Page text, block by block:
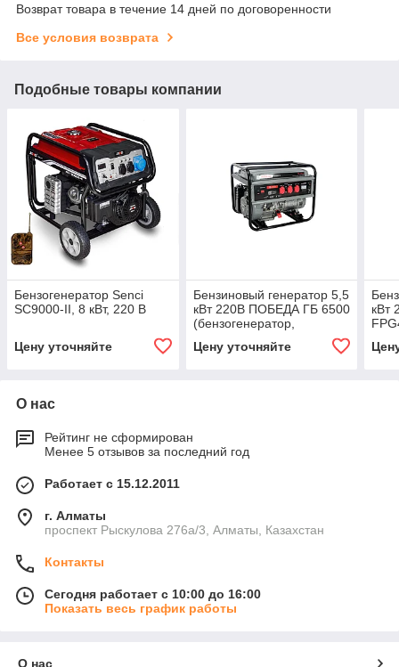
Возврат товара в течение 14 дней по договоренности
Все условия возврата
Подобные товары компании
Бензогенератор Senci
SC9000-II, 8 кВт, 220 В
Цену уточняйте
Бензиновый генератор 5,5
кВт 220В ПОБЕДА ГБ 6500
(бензогенератор,
475101765
Цену уточняйте
кВт
О нас
Рейтинг не сформирован
Менее 5 отзывов за последний год
Работает с 15.12.2011
г. Алматы
проспект Рыскулова 276а/3, Алматы, Казахстан
Контакты
Сегодня работает с 10:00 до 16:00
Показать весь график работы
О нас